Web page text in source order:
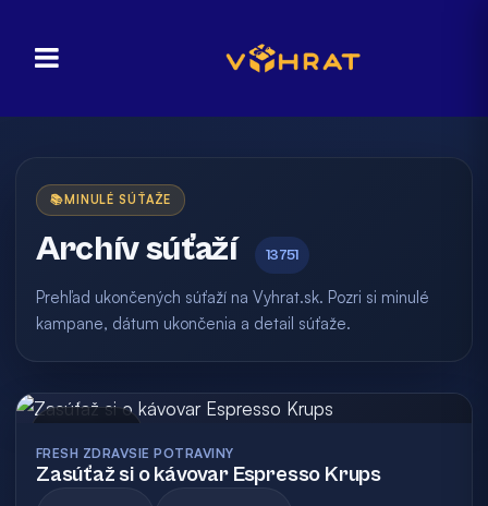
📚 MINULÉ SÚŤAŽE
Archív súťaží 13751
Prehľad ukončených súťaží na Vyhrat.sk. Pozri si minulé
kampane, dátum ukončenia a detail súťaže.
FRESH ZDRAVSIE POTRAVINY
Zasúťaž si o kávovar Espresso Krups